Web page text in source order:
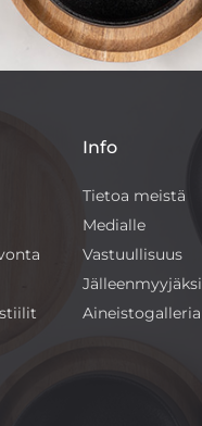
Info
Tietoa meistä
Medialle
Vastuullisuus
Jälleenmyyjäksi
Aineistogalleria